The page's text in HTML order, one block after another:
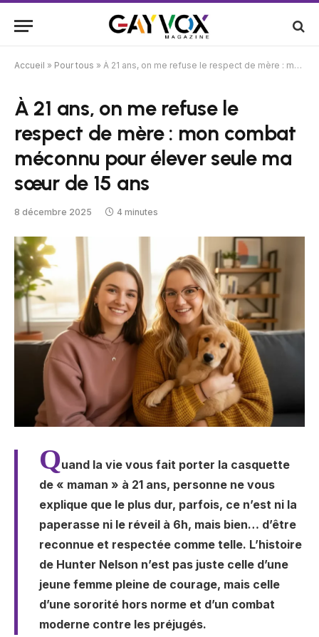
Accueil » Pour tous » À 21 ans, on me refuse le respect de mère : mon combat méconnu pour élever seule ma sœur de 15 ans
À 21 ans, on me refuse le
respect de mère : mon combat
méconnu pour élever seule ma
sœur de 15 ans
8 décembre 2025 4 minutes
Quand la vie vous fait porter la casquette
de « maman » à 21 ans, personne ne vous
explique que le plus dur, parfois, ce n’est ni la
paperasse ni le réveil à 6h, mais bien… d’être
reconnue et respectée comme telle. L’histoire
de Hunter Nelson n’est pas juste celle d’une
jeune femme pleine de courage, mais celle
d’une sororité hors norme et d’un combat
moderne contre les préjugés.